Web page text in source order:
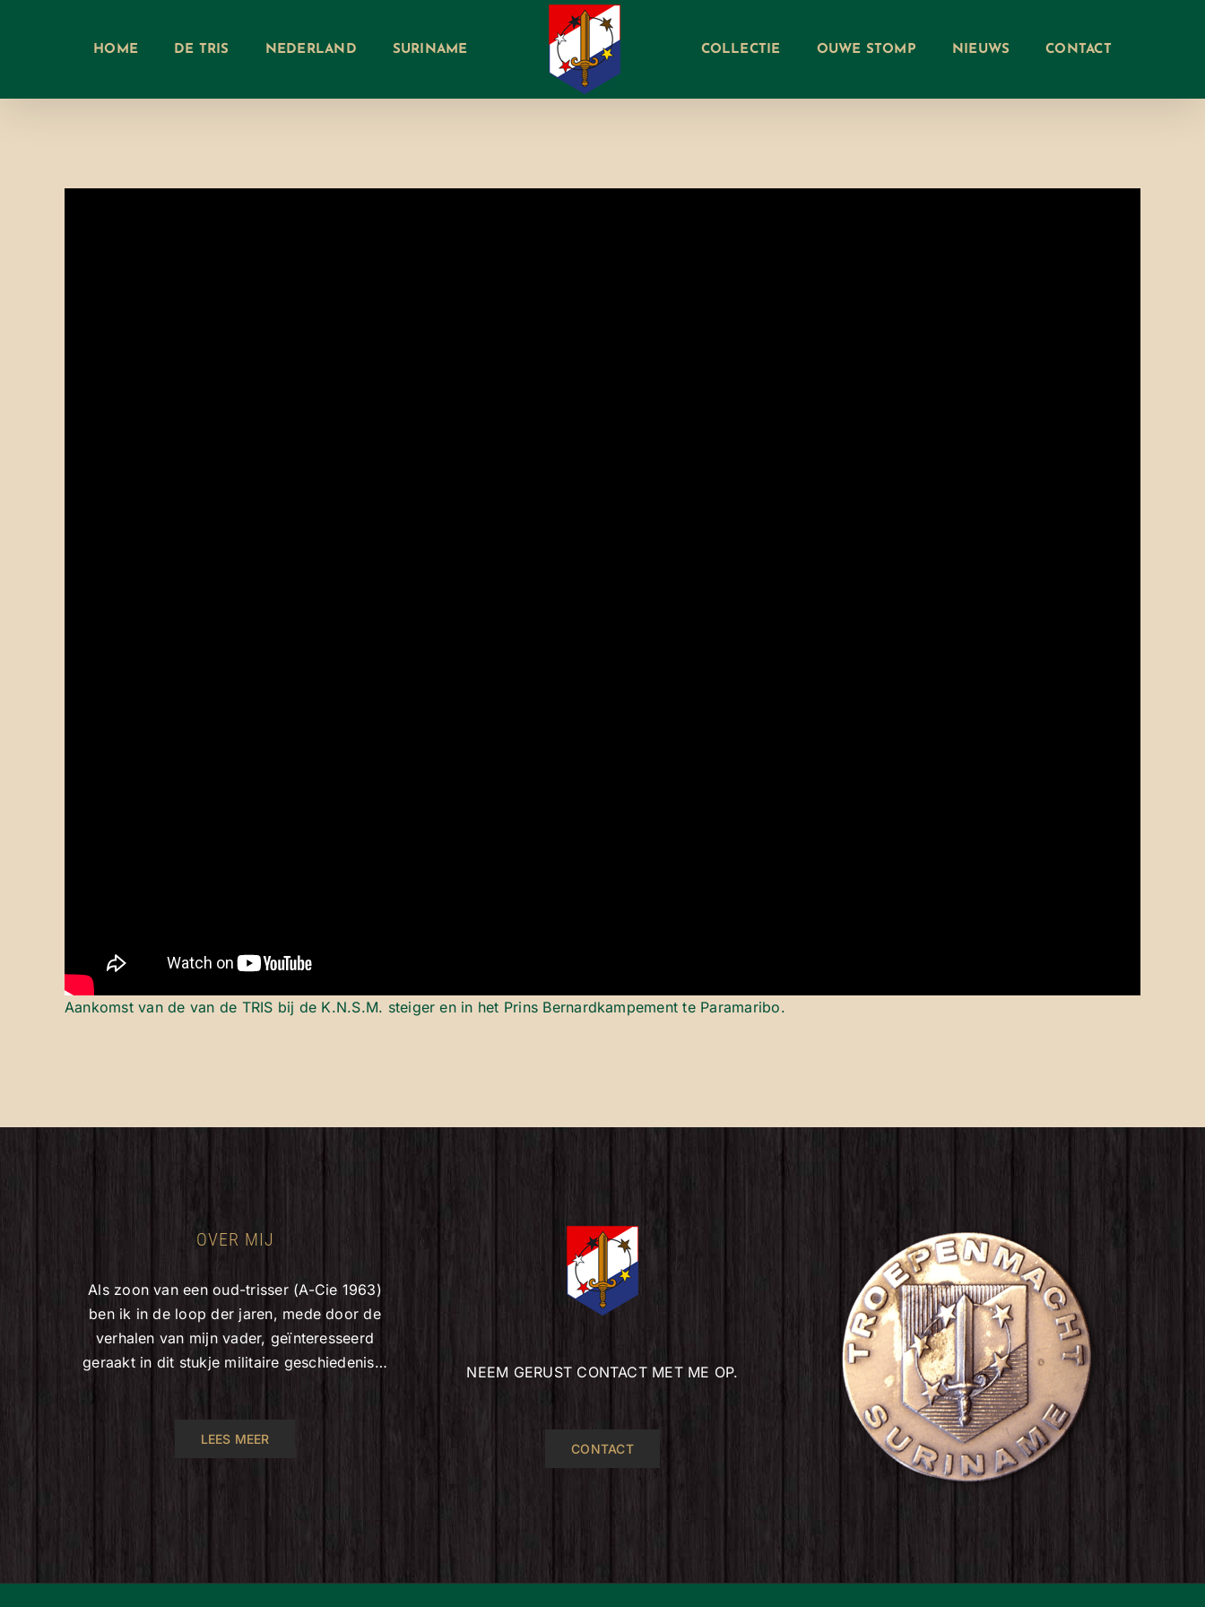
HOME DE TRIS NEDERLAND SURINAME COLLECTIE OUWE STOMP NIEUWS CONTACT
Aankomst van de van de TRIS bij de K.N.S.M. steiger en in het Prins Bernardkampement te Paramaribo.
OVER MIJ
Als zoon van een oud-trisser (A-Cie 1963)
ben ik in de loop der jaren, mede door de
verhalen van mijn vader, geïnteresseerd
geraakt in dit stukje militaire geschiedenis…
LEES MEER
NEEM GERUST CONTACT MET ME OP.
CONTACT